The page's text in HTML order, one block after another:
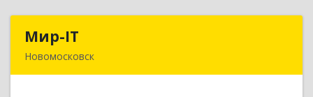
Мир-IT
Новомосковск